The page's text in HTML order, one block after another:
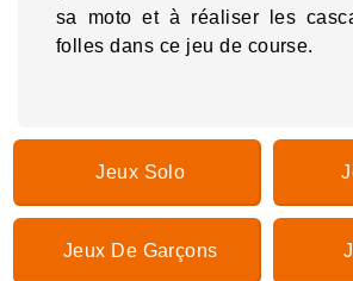
sa moto et à réaliser les
folles dans ce jeu de course.
Jeux Solo
Jeux De Garçons